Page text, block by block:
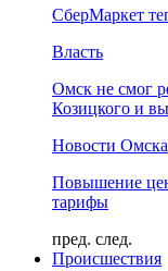
СберМаркет
Власть
Омск не смог
Козицкого и
Новости Омска
Повышение
тарифы
пред. след.
Происшествия